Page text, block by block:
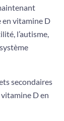
en vitamine D
l’autisme,
secondaires
D en